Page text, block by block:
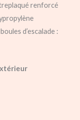
renforcé
d’escalade :